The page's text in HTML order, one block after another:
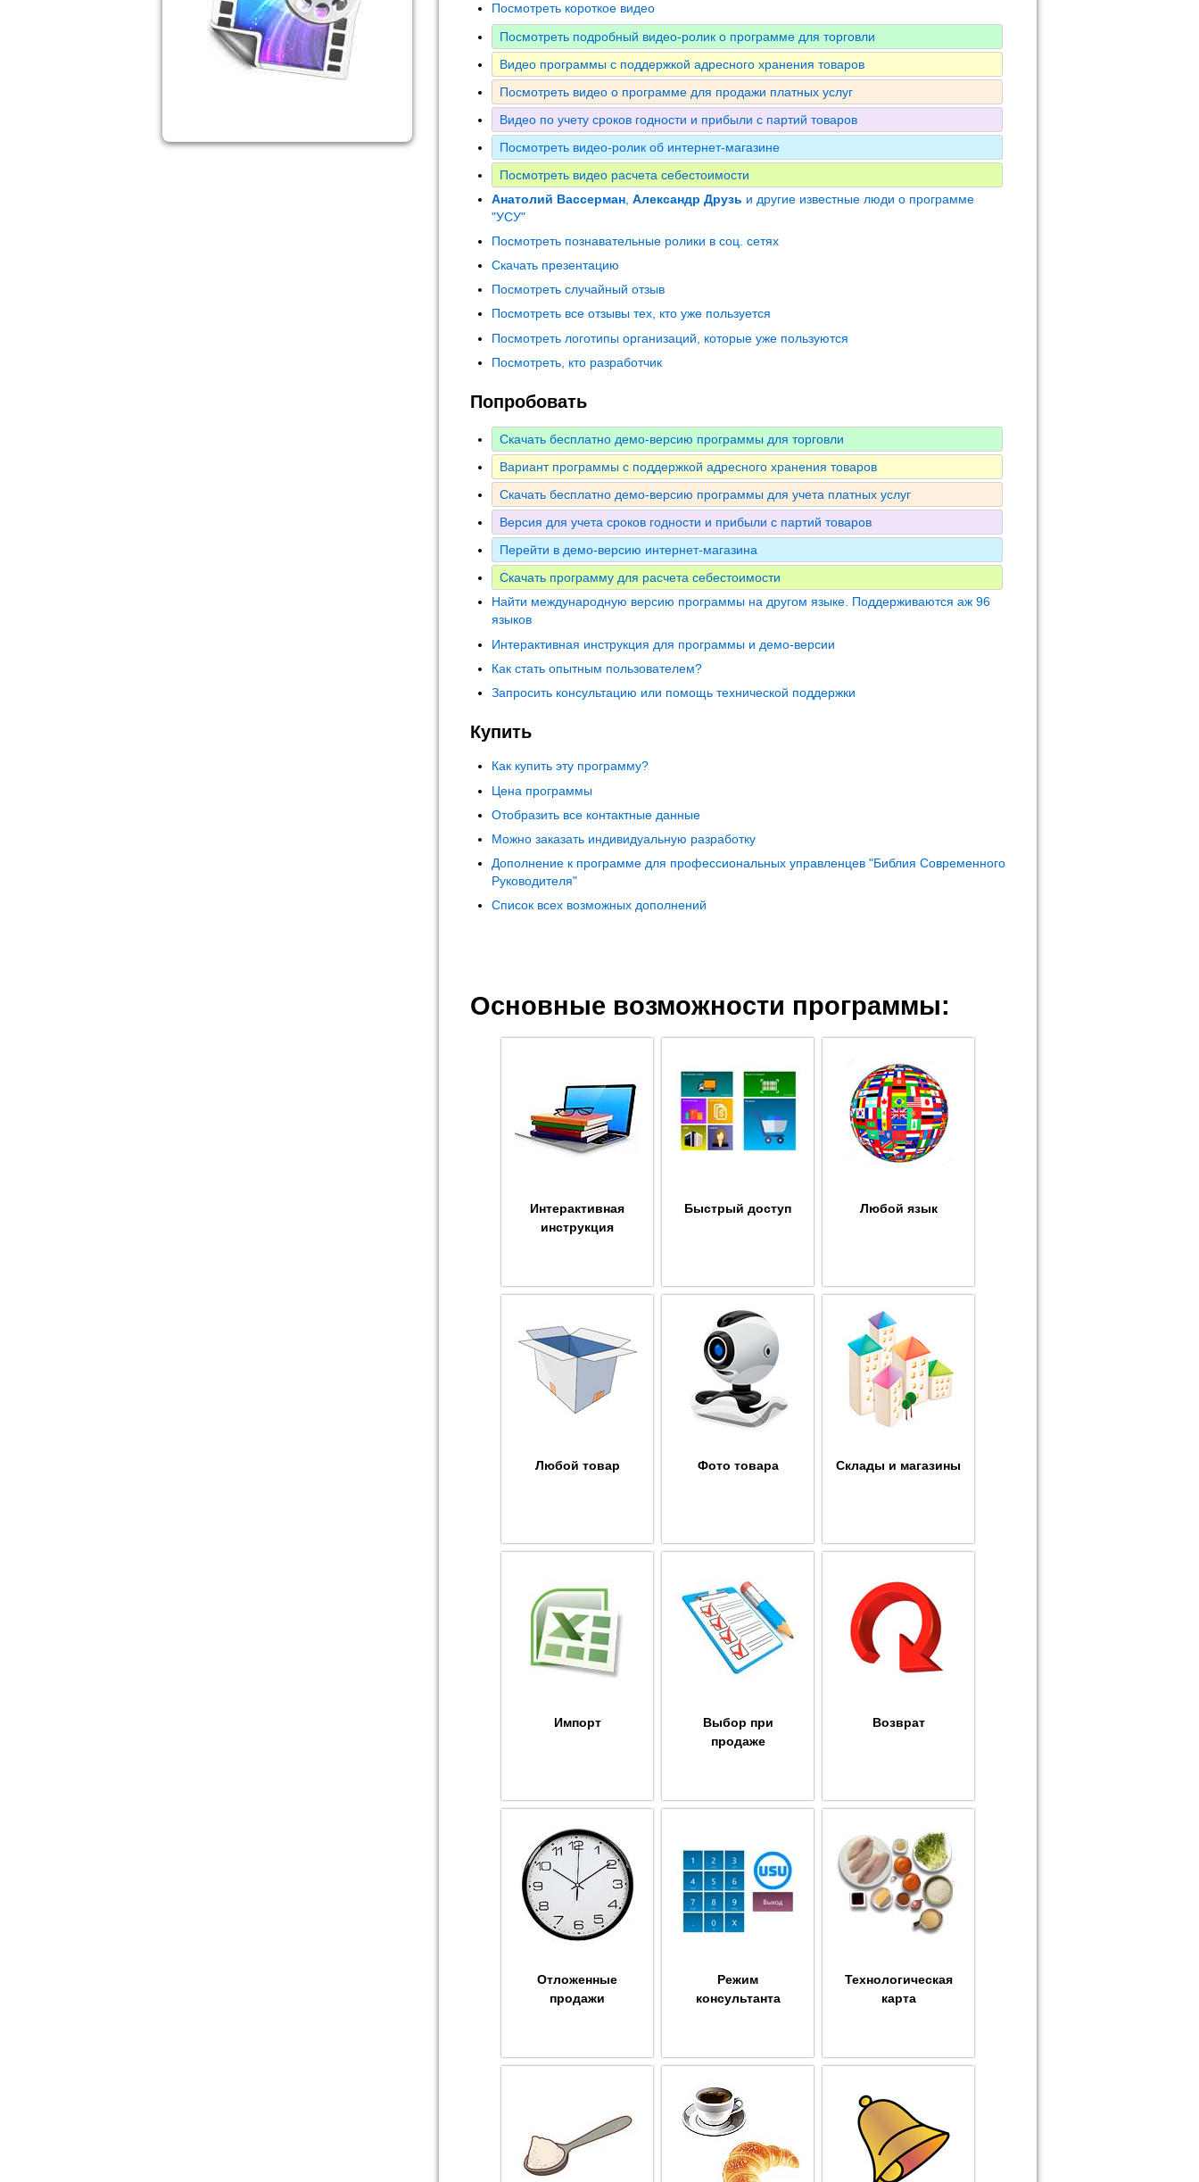
Посмотреть короткое видео
Посмотреть подробный видео-ролик о программе для торговли
Видео программы с поддержкой адресного хранения товаров
Посмотреть видео о программе для продажи платных услуг
Видео по учету сроков годности и прибыли с партий товаров
Посмотреть видео-ролик об интернет-магазине
Посмотреть видео расчета себестоимости
Анатолий Вассерман Александр Друзь и другие известные люди о программе
"УСУ"
Посмотреть познавательные ролики в соц. сетях
Скачать презентацию
Посмотреть случайный отзыв
Посмотреть все отзывы тех, кто уже пользуется
Посмотреть логотипы организаций, которые уже пользуются
Посмотреть, кто разработчик
Попробовать
Скачать бесплатно демо-версию программы для торговли
Вариант программы с поддержкой адресного хранения товаров
Скачать бесплатно демо-версию программы для учета платных услуг
Версия для учета сроков годности и прибыли с партий товаров
Перейти в демо-версию интернет-магазина
Скачать программу для расчета себестоимости
Найти международную версию программы на другом языке. Поддерживаются аж 96
языков
Интерактивная инструкция для программы и демо-версии
Как стать опытным пользователем?
Запросить консультацию или помощь технической поддержки
Купить
Как купить эту программу?
Цена программы
Отобразить все контактные данные
Можно заказать индивидуальную разработку
Дополнение к программе для профессиональных управленцев "Библия Современного
Руководителя"
Список всех возможных дополнений
Основные возможности программы:
Интерактивная
инструкция
Быстрый доступ Любой язык
Любой товар Фото товара Склады и магазины
Импорт
Выбор при
продаже
Возврат
Отложенные
продажи
Режим
консультанта
Технологическая
карта